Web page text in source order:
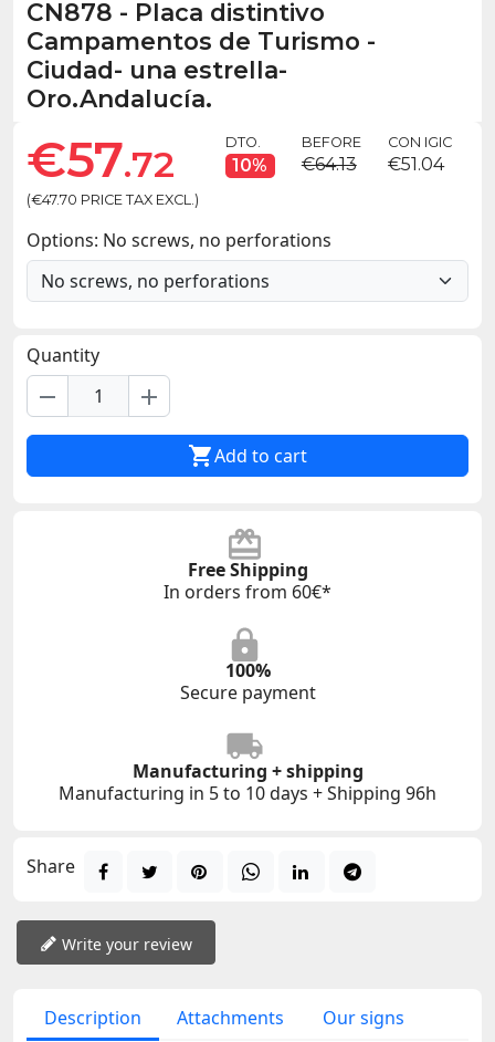
CN878 - Placa distintivo
Campamentos de Turismo -
Ciudad- una estrella-
Oro.Andalucía.
€57.72
(€47.70 PRICE TAX EXCL.)
DTO.
10%
BEFORE
€64.13
CON IGIC
€51.04
Options: No screws, no perforations
Quantity
remove add
Add to cart
Free Shipping
In orders from 60€*
100%
Secure payment
Manufacturing + shipping
Manufacturing in 5 to 10 days + Shipping 96h
Share
Write your review
Description Attachments Our signs